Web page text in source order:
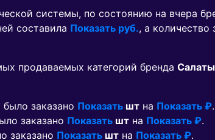
системы, по состоянию на вчера
составила Показать руб., а количество
продаваемых категорий бренда
заказано Показать шт на Показать ₽.
заказано Показать шт на Показать ₽.
заказано Показать шт на Показать ₽.